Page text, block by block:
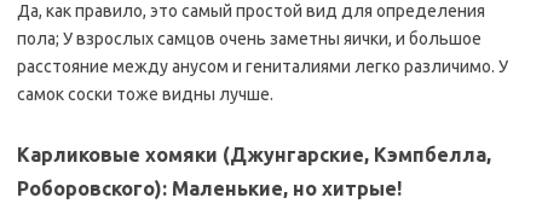
Да, как правило, это самый простой вид для определения
пола; У взрослых самцов очень заметны яички, и большое
расстояние между анусом и гениталиями легко различимо. У
самок соски тоже видны лучше.
Карликовые хомяки (Джунгарские, Кэмпбелла,
Роборовского): Маленькие, но хитрые!